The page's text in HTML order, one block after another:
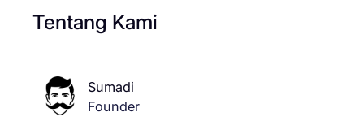
Tentang Kami
Sumadi
Founder